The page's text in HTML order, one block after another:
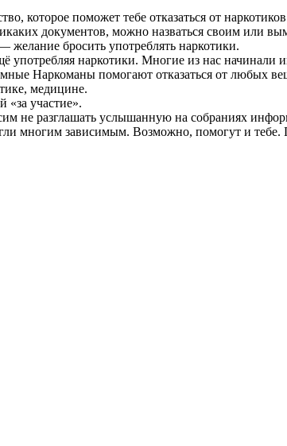
поможет тебе отказаться от
документов, можно назваться своим или
бросить употреблять наркотики.
употребляя наркотики. Многие из нас начинали
Наркоманы помогают отказаться от любых
медицине.
«за участие».
не разглашать услышанную на собраниях
многим зависимым. Возможно, помогут и тебе.